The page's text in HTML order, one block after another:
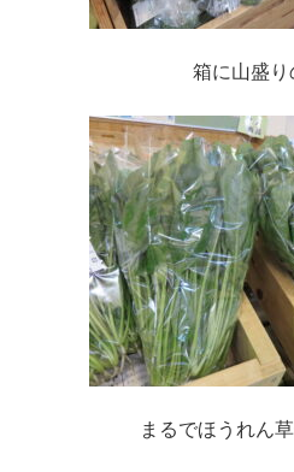
箱に山盛り
まるでほうれん